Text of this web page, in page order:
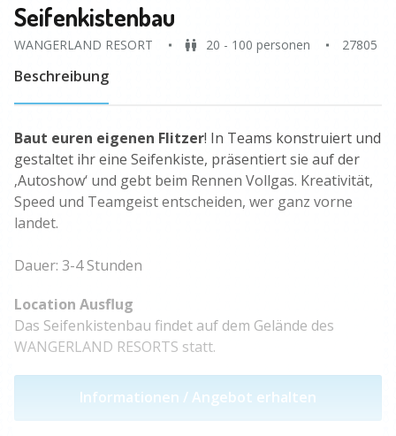
Seifenkistenbau
WANGERLAND RESORT 20 - 100 personen 27805
Beschreibung
Baut euren eigenen Flitzer! In Teams konstruiert und
gestaltet ihr eine Seifenkiste, präsentiert sie auf der
‚Autoshow‘ und gebt beim Rennen Vollgas. Kreativität,
Speed und Teamgeist entscheiden, wer ganz vorne
landet.
Dauer: 3-4 Stunden
Location Ausflug
Das Seifenkistenbau findet auf dem Gelände des
WANGERLAND RESORTS statt.
Informationen / Angebot erhalten